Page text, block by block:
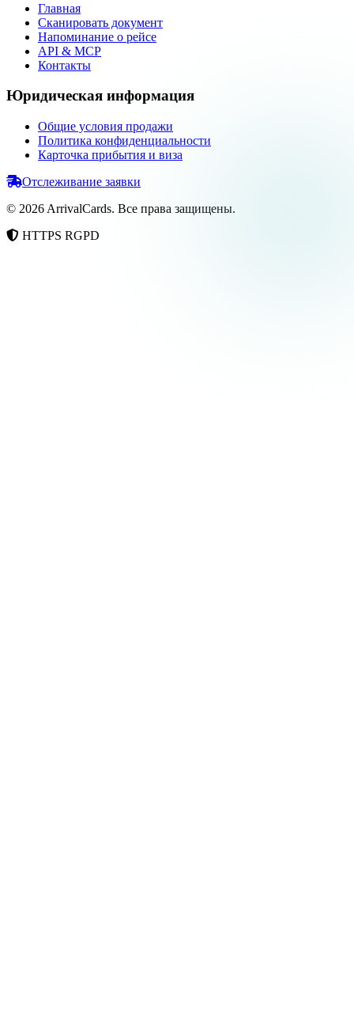
Главная
Сканировать документ
Напоминание о рейсе
API & MCP
Контакты
Юридическая информация
Общие условия продажи
Политика конфиденциальности
Карточка прибытия и виза
Отслеживание заявки
© 2026 ArrivalCards. Все права защищены.
HTTPS RGPD